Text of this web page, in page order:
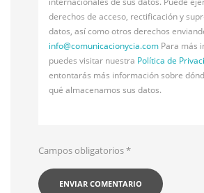
derechos de acceso, rectificación y
datos, así como otros derechos
info@comunicacionycia.com Para más
puedes visitar nuestra Política de
entontarás más información sobre
qué almacenamos sus datos.
Campos obligatorios*